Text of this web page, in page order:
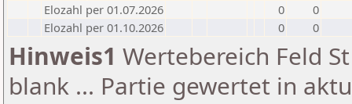
Elozahl per 01.07.2026
0
0
Elozahl per 01.10.2026
0 0
Hinweis1 Wertebereich Feld
blank ... Partie gewertet in